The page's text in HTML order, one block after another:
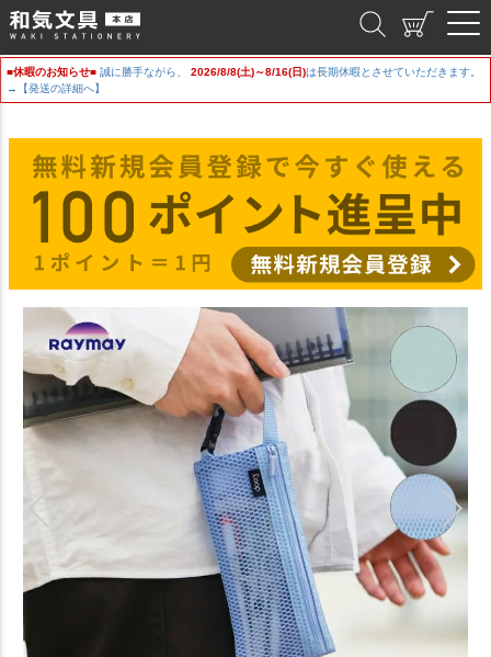
■休暇のお知らせ■ 誠に勝手ながら、 2026/8/8(土)～8/16(日)は長期休暇とさせていただきます。
→【発送の詳細へ】